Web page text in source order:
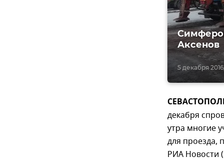
5 декабря
Аксенов
декабря
утра многие
для проезда,
РИА Новости